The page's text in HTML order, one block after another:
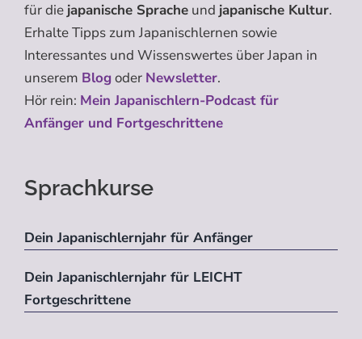
für die japanische Sprache und japanische Kultur.
Erhalte Tipps zum Japanischlernen sowie
Interessantes und Wissenswertes über Japan in
unserem Blogoder Newsletter.
Hör rein: Mein Japanischlern-Podcast für
Anfänger und Fortgeschrittene
Sprachkurse
Dein Japanischlernjahr für Anfänger
Dein Japanischlernjahr für LEICHT
Fortgeschrittene